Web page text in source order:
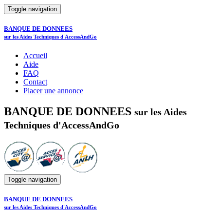
Toggle navigation
BANQUE DE DONNEES
sur les Aides Techniques d'AccessAndGo
Accueil
Aide
FAQ
Contact
Placer une annonce
BANQUE DE DONNEES sur les Aides
Techniques d'AccessAndGo
Toggle navigation
BANQUE DE DONNEES
sur les Aides Techniques d'AccessAndGo